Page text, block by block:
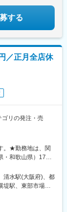
、八尾南駅、恩智
)、富木駅、栂・美
、熊取駅、尾崎
西鈴蘭台駅、妙法
学園都市駅、西神
駅、川西池田駅、
駅、塚口駅(福知山
、洛西口駅、有栖
山天王山駅、丹波
(奈良県)、菜畑
、尺土駅、二上
府)、鶴見緑地駅、
駅、沢ノ町駅、北
四条畷駅、土居駅
諏訪ノ森駅、浅香
春日野道駅(阪神
長岡京駅、鳥居前
せる
する
／正月全店休
ゴリの発注・売
。★勤務地は、関
・和歌山県）170
●大阪府大阪市、高
市、寝屋川市、大
市、堺市、松原
郡●兵庫県神戸
、宝塚市、川西
清水駅(大阪府)、都
堤駅、東部市場前
子前駅、矢田駅